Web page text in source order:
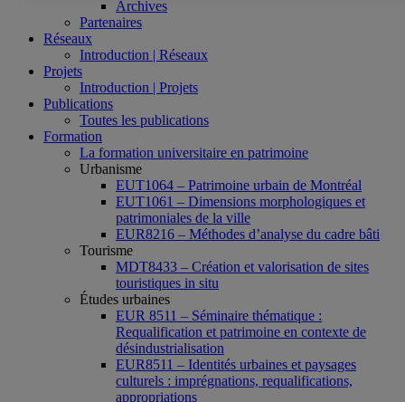
Archives
Partenaires
Réseaux
Introduction | Réseaux
Projets
Introduction | Projets
Publications
Toutes les publications
Formation
La formation universitaire en patrimoine
Urbanisme
EUT1064 – Patrimoine urbain de Montréal
EUT1061 – Dimensions morphologiques et
patrimoniales de la ville
EUR8216 – Méthodes d’analyse du cadre bâti
Tourisme
MDT8433 – Création et valorisation de sites
touristiques in situ
Études urbaines
EUR 8511 – Séminaire thématique :
Requalification et patrimoine en contexte de
désindustrialisation
EUR8511 – Identités urbaines et paysages
culturels : imprégnations, requalifications,
appropriations